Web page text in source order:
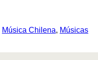
Música Chilena, Músicas